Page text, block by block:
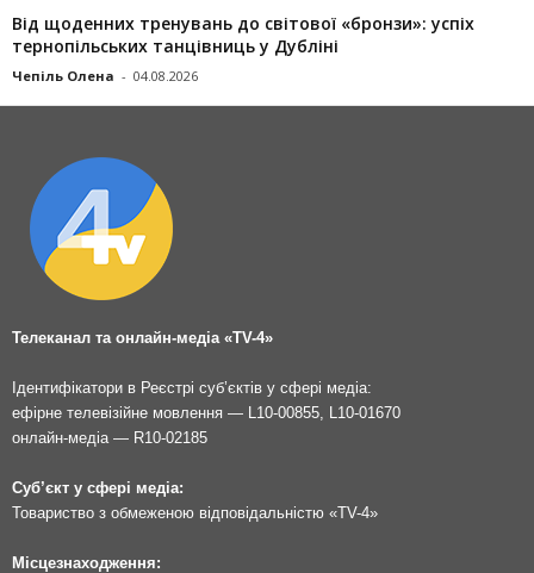
Від щоденних тренувань до світової «бронзи»: успіх
тернопільських танцівниць у Дубліні
Чепіль Олена - 04.08.2026
Телеканал та онлайн-медіа «TV-4»
Ідентифікатори в Реєстрі суб’єктів у сфері медіа:
ефірне телевізійне мовлення — L10-00855, L10-01670
онлайн-медіа — R10-02185
Суб’єкт у сфері медіа:
Товариство з обмеженою відповідальністю «TV-4»
Місцезнаходження: